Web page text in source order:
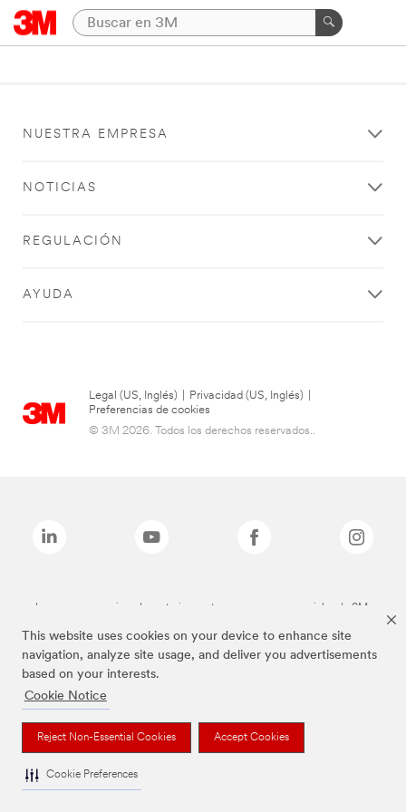
This website uses cookies on your device to enhance site
navigation, analyze site usage, and deliver you advertisements
based on your interests.
Cookie Notice
Reject Non-Essential Cookies Accept Cookies
Cookie Preferences
NUESTRA EMPRESA
NOTICIAS
REGULACIÓN
AYUDA
Legal (US, Inglés) Privacidad (US, Inglés)
Preferencias de cookies
© 3M 2026. Todos los derechos reservados..
Las marcas mencionadas anteriormente son marcas comerciales de 3M.